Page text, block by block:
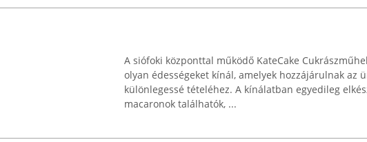
A siófoki központtal működő KateCake
olyan édességeket kínál, amelyek hozzájárulnak az
különlegessé tételéhez. A kínálatban egyedileg
macaronok találhatók, ...